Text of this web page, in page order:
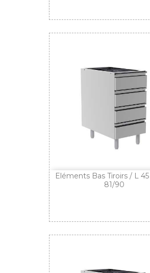
Eléments Bas Tiroirs / L 45
81/90